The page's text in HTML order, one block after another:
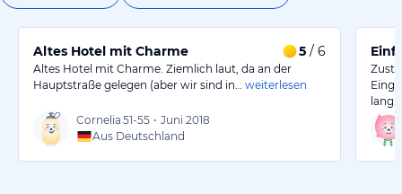
Altes Hotel mit Charme 5 / 6
Altes Hotel mit Charme. Ziemlich laut, da an der
Hauptstraße gelegen (aber wir sind in…
weiterlesen
Cornelia 51-55 • Juni 2018
Aus Deutschland
lang…